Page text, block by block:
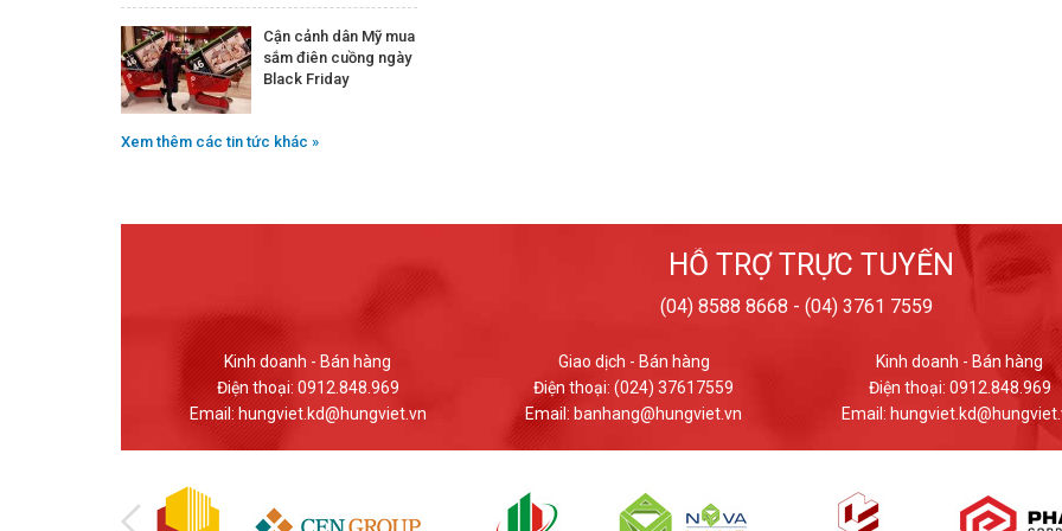
Cận cảnh dân Mỹ mua
sắm điên cuồng ngày
Black Friday
Xem thêm các tin tức khác »
HỖ TRỢ TRỰC TUYẾN
(04) 8588 8668 - (04) 3761 7559
Giao dịch - Bán hàng
Điện thoại: (024) 37617559
Email: banhang@hungviet.vn
Kinh doanh - Bán hàng
Điện thoại: 0912.848.969
Email: hungviet.kd@hungviet.vn
Giao dịch - Bán hàng
Điện thoại: (024) 37617559
Email: